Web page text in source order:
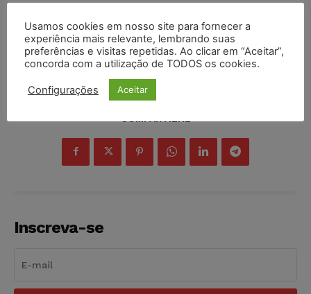
Inscreva-se
Usamos cookies em nosso site para fornecer a
experiência mais relevante, lembrando suas
preferências e visitas repetidas. Ao clicar em “Aceitar”,
concorda com a utilização de TODOS os cookies.
Configurações Aceitar